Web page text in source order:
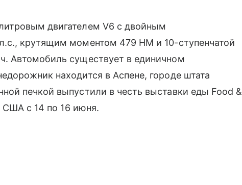
двигателем V6 с двойным
крутящим моментом 479 HM и 10-ступенчатой
Автомобиль существует в единичном
находится в Аспене, городе штата
печкой выпустили в честь выставки еды Food &
США с 14 по 16 июня.